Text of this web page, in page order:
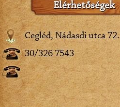
Elérhetőségek
Cegléd, Nádasdi utca 72.
30/326 7543